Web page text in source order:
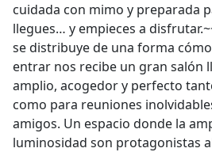
cuidada con mimo y preparada
llegues… y empieces a
se distribuye de una forma
entrar nos recibe un gran salón
amplio, acogedor y perfecto
como para reuniones
amigos. Un espacio donde la
luminosidad son protagonistas